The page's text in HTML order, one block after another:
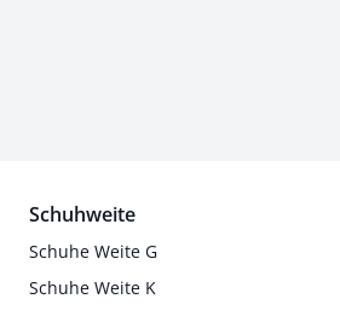
Schuhweite
Schuhe Weite G
Schuhe Weite K